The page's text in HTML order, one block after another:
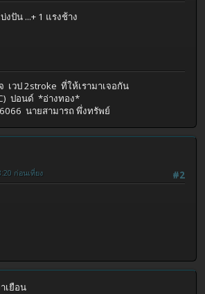
ปัน ...+ 1 แรงช้าง
วป 2stroke ที่ให้เรามาเจอกัน
ปอนด์ *อ่างทอง*
นายสามารถ พึ่งทรัพย์
#2
ก่อนเที่ยง
เยือน